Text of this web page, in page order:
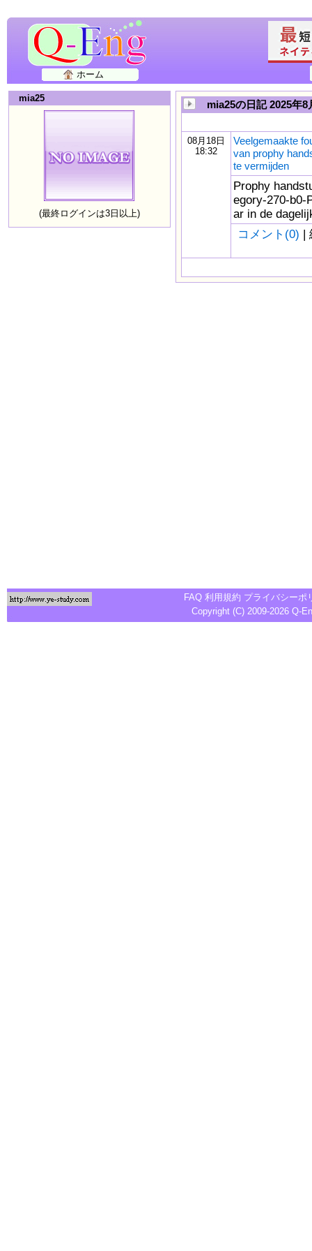
ホーム
mia25
(最終ログインは3日以上)
mia25の日記 2025年8
08月18日
18:32
Veelgemaakte
van prophy
te vermijden
Prophy
egory-270-b0-
ar in de
コメント(0) |
FAQ 利用規約 プライバシーポ
Copyright (C) 2009-2026 Q-